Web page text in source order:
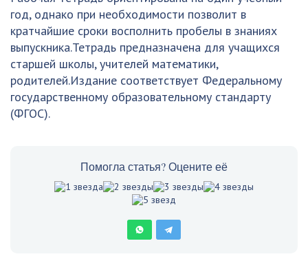
год, однако при необходимости позволит в
кратчайшие сроки восполнить пробелы в знаниях
выпускника.Тетрадь предназначена для учащихся
старшей школы, учителей математики,
родителей.Издание соответствует Федеральному
государственному образовательному стандарту
(ФГОС).
Помогла статья? Оцените её